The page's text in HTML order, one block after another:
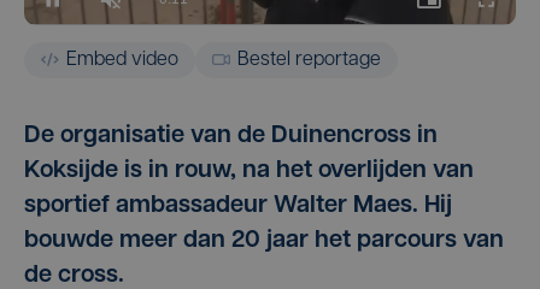
Embed video Bestel reportage
De organisatie van de Duinencross in
Koksijde is in rouw, na het overlijden van
sportief ambassadeur Walter Maes. Hij
bouwde meer dan 20 jaar het parcours van
de cross.